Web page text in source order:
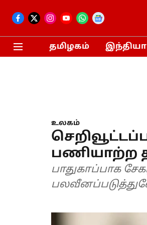
தமிழகம் இந்தியா
உலகம்
பணியாற்ற
பாதுகாப்பாக